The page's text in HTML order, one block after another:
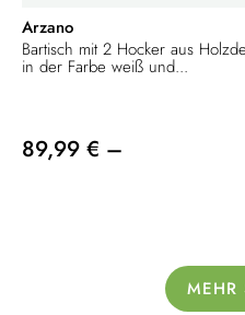
Arzano
Bartisch mit 2 Hocker aus
in der Farbe weiß und...
89,99 € –
MEHR